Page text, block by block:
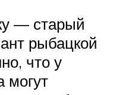
— старый
рыбацкой
что у
могут